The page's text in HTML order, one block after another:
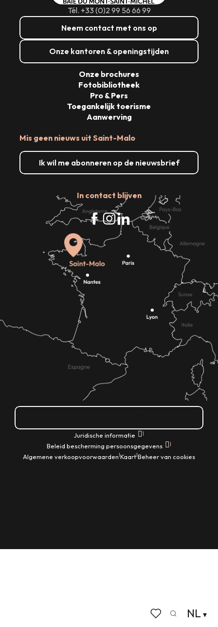
NL
Tél. +33 (0)2 99 56 66 99
Neem contact met ons op
Onze kantoren & openingstijden
Mis geen nieuws uit Saint-Malo
Ik wil me abonneren op de nieuwsbrief
In contact blijven
Onze brochures
Fotobibliotheek
Pro & Pers
Toegankelijk toerisme
Aanwerving
Juridische informatie |
Beleid bescherming persoonsgegevens |
Algemene verkoopvoorwaarden|Kaart|Beheer van cookies